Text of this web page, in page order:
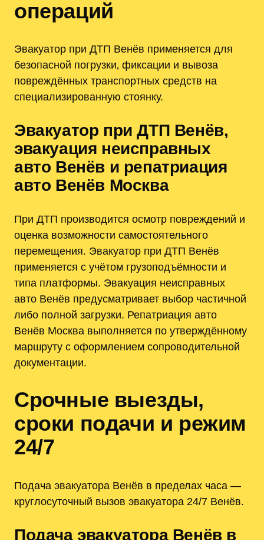
операций
Эвакуатор при ДТП Венёв применяется для
безопасной погрузки‚ фиксации и вывоза
повреждённых транспортных средств на
специализированную стоянку.
Эвакуатор при ДТП Венёв‚
эвакуация неисправных
авто Венёв и репатриация
авто Венёв Москва
При ДТП производится осмотр повреждений и
оценка возможности самостоятельного
перемещения. Эвакуатор при ДТП Венёв
применяется с учётом грузоподъёмности и
типа платформы. Эвакуация неисправных
авто Венёв предусматривает выбор частичной
либо полной загрузки. Репатриация авто
Венёв Москва выполняется по утверждённому
маршруту с оформлением сопроводительной
документации.
Срочные выезды,
сроки подачи и режим
24/7
Подача эвакуатора Венёв в пределах часа —
круглосуточный вызов эвакуатора 24/7 Венёв.
Подача эвакуатора Венёв в